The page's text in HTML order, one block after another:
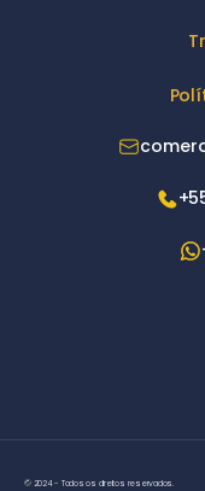
© 2024 - Todos os direitos reservados.